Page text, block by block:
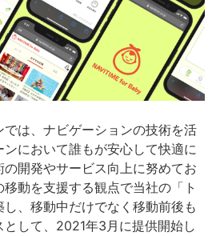
は、ナビゲーションの技術を活
において誰もが安心して快適に
開発やサービス向上に努めてお
動を支援する観点で当社の「ト
、移動中だけでなく移動前後も
して、2021年3月に提供開始し